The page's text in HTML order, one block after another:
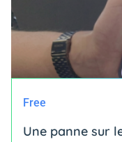
Free
Une panne sur